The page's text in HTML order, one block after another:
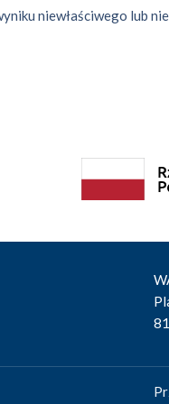
niewłaściwego lub